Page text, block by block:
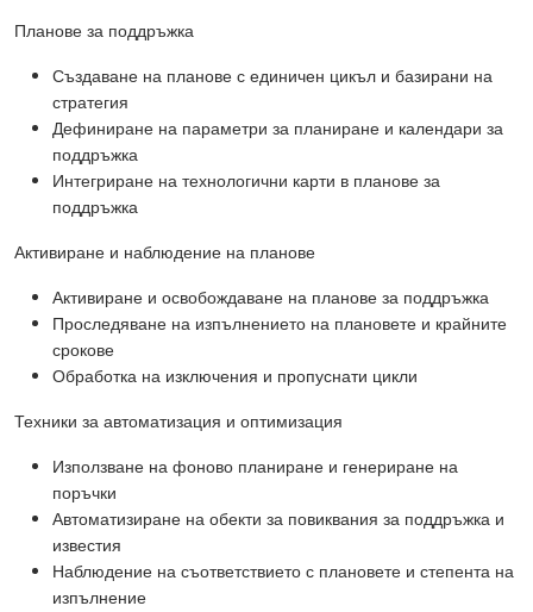
Планове за поддръжка
Създаване на планове с единичен цикъл и базирани на
стратегия
Дефиниране на параметри за планиране и календари за
поддръжка
Интегриране на технологични карти в планове за
поддръжка
Активиране и наблюдение на планове
Активиране и освобождаване на планове за поддръжка
Проследяване на изпълнението на плановете и крайните
срокове
Обработка на изключения и пропуснати цикли
Техники за автоматизация и оптимизация
Използване на фоново планиране и генериране на
поръчки
Автоматизиране на обекти за повиквания за поддръжка и
известия
Наблюдение на съответствието с плановете и степента на
изпълнение